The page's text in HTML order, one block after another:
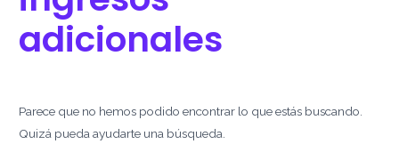
adicionales
Parece que no hemos podido encontrar lo que estás buscando.
Quizá pueda ayudarte una búsqueda.